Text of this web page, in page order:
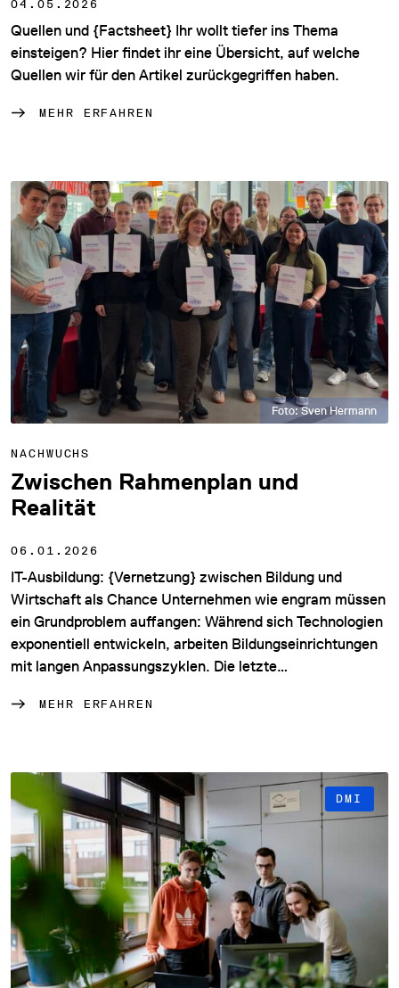
04.05.2026
Quellen und {Factsheet} Ihr wollt tiefer ins Thema
einsteigen? Hier findet ihr eine Übersicht, auf welche
Quellen wir für den Artikel zurückgegriffen haben.
MEHR ERFAHREN
Foto: Sven Hermann
NACHWUCHS
Zwischen Rahmenplan und
Realität
06.01.2026
IT-Ausbildung: {Vernetzung} zwischen Bildung und
Wirtschaft als Chance Unternehmen wie engram müssen
ein Grundproblem auffangen: Während sich Technologien
exponentiell entwickeln, arbeiten Bildungseinrichtungen
mit langen Anpassungszyklen. Die letzte…
MEHR ERFAHREN
DMI